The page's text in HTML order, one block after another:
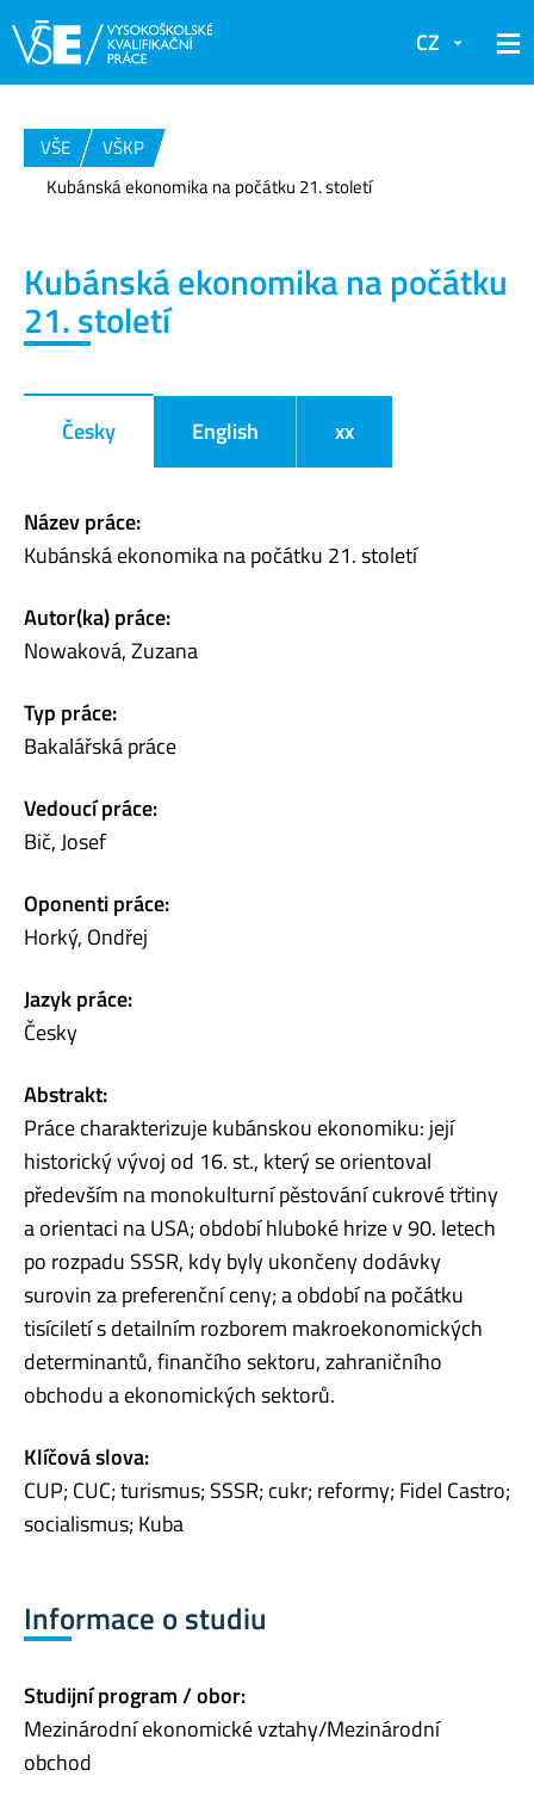
CZ
VŠE
VŠKP
Kubánská ekonomika na počátku 21. století
Kubánská ekonomika na počátku
21. století
Česky English xx
Název práce:
Kubánská ekonomika na počátku 21. století
Autor(ka) práce:
Nowaková, Zuzana
Typ práce:
Bakalářská práce
Vedoucí práce:
Bič, Josef
Oponenti práce:
Horký, Ondřej
Jazyk práce:
Česky
Abstrakt:
Práce charakterizuje kubánskou ekonomiku: její
historický vývoj od 16. st., který se orientoval
především na monokulturní pěstování cukrové třtiny
a orientaci na USA; období hluboké hrize v 90. letech
po rozpadu SSSR, kdy byly ukončeny dodávky
surovin za preferenční ceny; a období na počátku
tisíciletí s detailním rozborem makroekonomických
determinantů, finančího sektoru, zahraničního
obchodu a ekonomických sektorů.
Klíčová slova:
CUP; CUC; turismus; SSSR; cukr; reformy; Fidel Castro;
socialismus; Kuba
Informace o studiu
Studijní program / obor:
Mezinárodní ekonomické vztahy/Mezinárodní
obchod